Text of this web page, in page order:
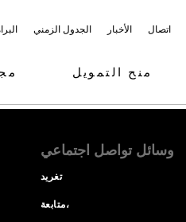
الجدول الزمني الأخبار اتصال
منح التمويل
وسائل تواصل اجتماعي
تغريد
متابعة،